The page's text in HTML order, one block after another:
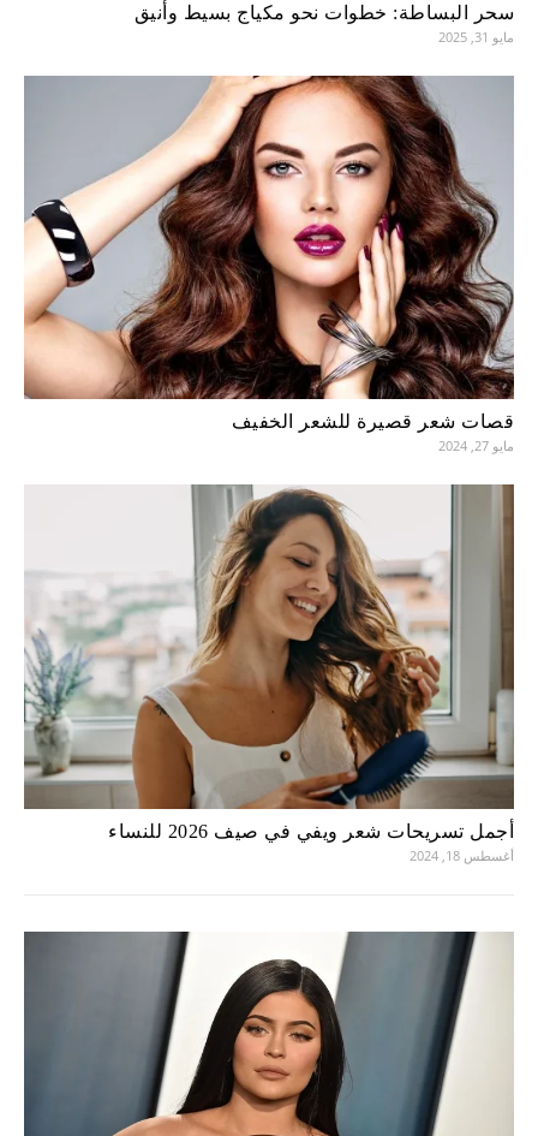
سحر البساطة: خطوات نحو مكياج بسيط وأنيق
مايو 31, 2025
قصات شعر قصيرة للشعر الخفيف
مايو 27, 2024
أجمل تسريحات شعر ويفي في صيف 2026 للنساء
أغسطس 18, 2024